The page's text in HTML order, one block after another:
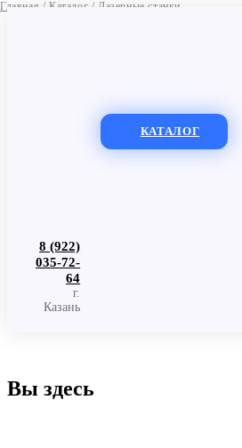
КАТАЛОГ
8 (922)
035-72-
64
г.
Казань
Вы здесь
Главная / Каталог / Лазерные станки